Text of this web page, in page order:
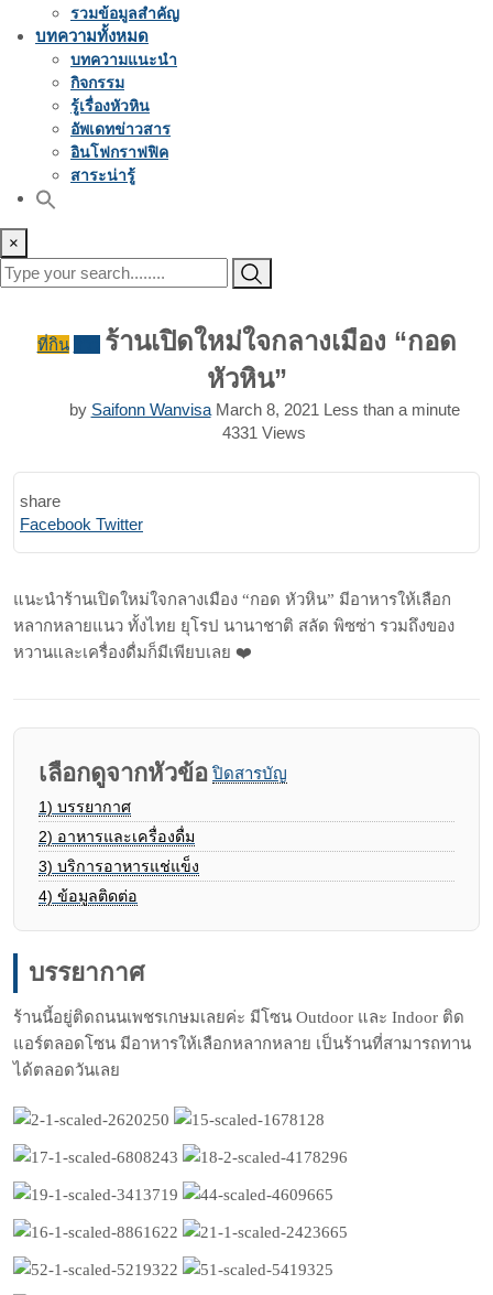
รวมข้อมูลสำคัญ
บทความทั้งหมด
บทความแนะนำ
กิจกรรม
รู้เรื่องหัวหิน
อัพเดทข่าวสาร
อินโฟกราฟฟิค
สาระน่ารู้
×
ที่กิน
ร้านเปิดใหม่ใจกลางเมือง “กอด
หัวหิน”
by Saifonn Wanvisa March 8, 2021 Less than a minute
4331 Views
share
Facebook TwitterPrint
Share
แนะนำร้านเปิดใหม่ใจกลางเมือง “กอด หัวหิน” มีอาหารให้เลือก
หลากหลายแนว ทั้งไทย ยุโรป นานาชาติ สลัด พิซซ่า รวมถึงของ
หวานและเครื่องดื่มก็มีเพียบเลย ❤️
เลือกดูจากหัวข้อ ปิดสารบัญ
1) บรรยากาศ
2) อาหารและเครื่องดื่ม
3) บริการอาหารแช่แข็ง
4) ข้อมูลติดต่อ
บรรยากาศ
ร้านนี้อยู่ติดถนนเพชรเกษมเลยค่ะ มีโซน Outdoor และ Indoor ติด
แอร์ตลอดโซน มีอาหารให้เลือกหลากหลาย เป็นร้านที่สามารถทาน
ได้ตลอดวันเลย